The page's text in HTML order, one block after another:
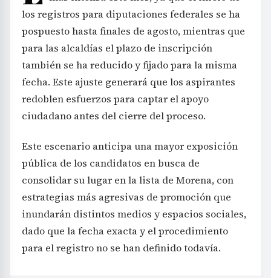
los registros para diputaciones federales se ha
pospuesto hasta finales de agosto, mientras que
para las alcaldías el plazo de inscripción
también se ha reducido y fijado para la misma
fecha. Este ajuste generará que los aspirantes
redoblen esfuerzos para captar el apoyo
ciudadano antes del cierre del proceso.
Este escenario anticipa una mayor exposición
pública de los candidatos en busca de
consolidar su lugar en la lista de Morena, con
estrategias más agresivas de promoción que
inundarán distintos medios y espacios sociales,
dado que la fecha exacta y el procedimiento
para el registro no se han definido todavía.